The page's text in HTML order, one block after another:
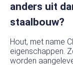
anders uit
staalbouw?
Hout, met name
eigenschappen.
worden